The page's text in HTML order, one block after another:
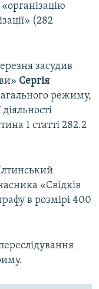
(282
засудив
Сергія
режиму,
1 статті 282.2
«Свідків
в розмірі 400